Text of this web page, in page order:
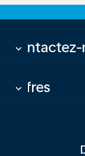
keyboard_arrow_down
Offres
keyboard_arrow_down